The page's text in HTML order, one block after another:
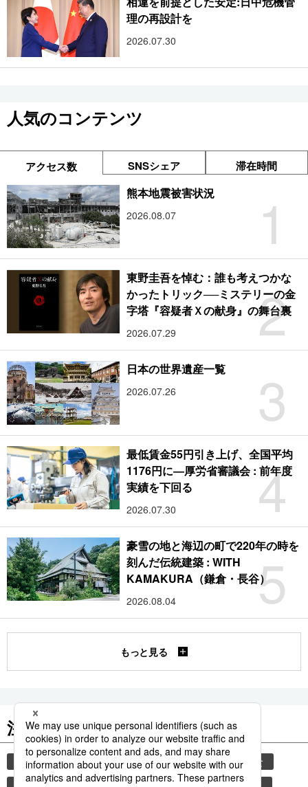
理の再設計を
2026.07.30
人気のコンテンツ
アクセス数 SNSシェア 滞在時間
1
熊本地震被害状況
2026.08.07
2
東野圭吾を悼む：誰も考えつかな
かったトリック──ミステリーの金
字塔『容疑者Ｘの献身』の舞台裏
2026.07.29
3
日本の世界遺産一覧
2026.07.26
4
最低賃金55円引き上げ、全国平均
1176円に―厚労省審議会 : 前年度
実績を下回る
2026.07.30
5
豪雪の地と海辺の町で220年の時を
刻んだ伝統建築 : WITH
KAMAKURA（鎌倉・長谷）
2026.08.04
もっと見る
注目のキーワード
共同通信ニュース 気象・災害 災害
和食